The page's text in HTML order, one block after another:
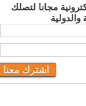
مجانا لتصلك